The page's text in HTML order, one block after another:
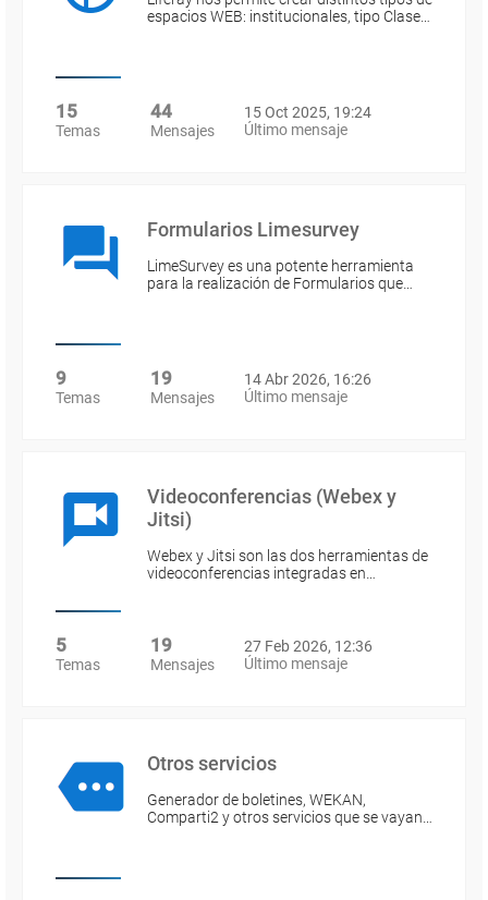
espacios WEB: institucionales, tipo Clase…
15
Temas
44
Mensajes
15 Oct 2025, 19:24
Último mensaje
Formularios Limesurvey
LimeSurvey es una potente herramienta
para la realización de Formularios que…
9
Temas
19
Mensajes
14 Abr 2026, 16:26
Último mensaje
Videoconferencias (Webex y
Jitsi)
Webex y Jitsi son las dos herramientas de
videoconferencias integradas en…
5
Temas
19
Mensajes
27 Feb 2026, 12:36
Último mensaje
Otros servicios
Generador de boletines, WEKAN,
Comparti2 y otros servicios que se vayan…